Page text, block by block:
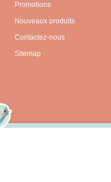
Promotions
Nouveaux produits
Contactez-nous
Sitemap